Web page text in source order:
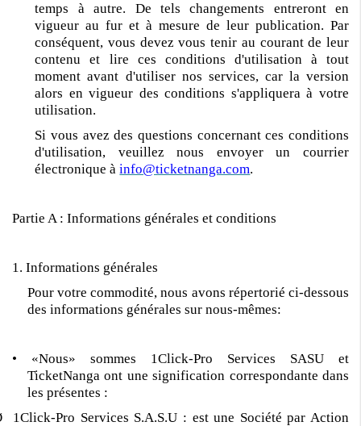
temps à autre. De tels changements entreront en
vigueur au fur et à mesure de leur publication. Par
conséquent, vous devez vous tenir au courant de leur
contenu et lire ces conditions d'utilisation à tout
moment avant d'utiliser nos services, car la version
alors en vigueur des conditions s'appliquera à votre
utilisation.
Si vous avez des questions concernant ces conditions
d'utilisation, veuillez nous envoyer un courrier
électronique àinfo@ticketnanga.com.
Partie A : Informations générales et conditions
1. Informations générales
Pour votre commodité, nous avons répertorié ci-dessous
des informations générales sur nous-mêmes:
• «Nous» sommes 1Click-Pro Services SASU et
TicketNanga ont une signification correspondante dans
les présentes :
1Click-Pro Services S.A.S.U : est une Société par Action